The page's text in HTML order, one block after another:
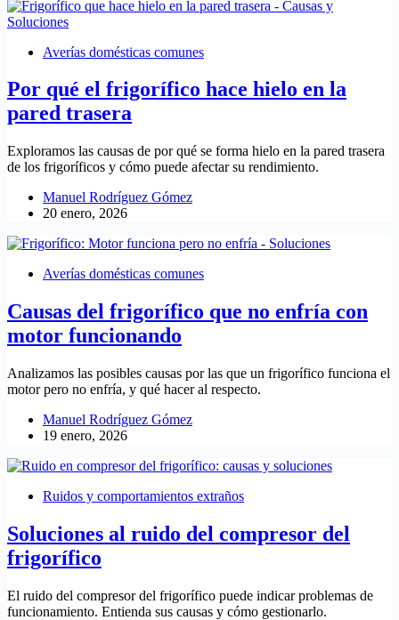
Averías domésticas comunes
Por qué el frigorífico hace hielo en la
pared trasera
Exploramos las causas de por qué se forma hielo en la pared trasera
de los frigoríficos y cómo puede afectar su rendimiento.
Manuel Rodríguez Gómez
20 enero, 2026
Averías domésticas comunes
Causas del frigorífico que no enfría con
motor funcionando
Analizamos las posibles causas por las que un frigorífico funciona el
motor pero no enfría, y qué hacer al respecto.
Manuel Rodríguez Gómez
19 enero, 2026
Ruidos y comportamientos extraños
Soluciones al ruido del compresor del
frigorífico
El ruido del compresor del frigorífico puede indicar problemas de
funcionamiento. Entienda sus causas y cómo gestionarlo.